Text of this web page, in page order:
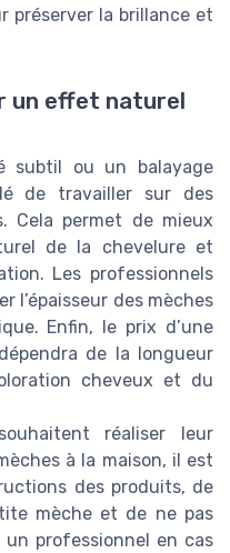
préserver la brillance et
un effet naturel
subtil ou un balayage
de travailler sur des
Cela permet de mieux
de la chevelure et
Les professionnels
l’épaisseur des mèches
Enfin, le prix d’une
de la longueur
cheveux et du
réaliser leur
à la maison, il est
des produits, de
mèche et de ne pas
professionnel en cas